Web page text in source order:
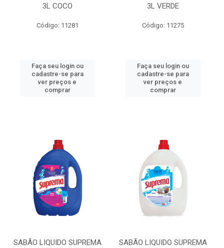
3L COCO
Código: 11281
Faça seu login ou
cadastre-se para
ver preços e
comprar
3L VERDE
Código: 11275
Faça seu login ou
cadastre-se para
ver preços e
comprar
SABÃO LIQUIDO SUPREMA
SABÃO LIQUIDO SUPREMA